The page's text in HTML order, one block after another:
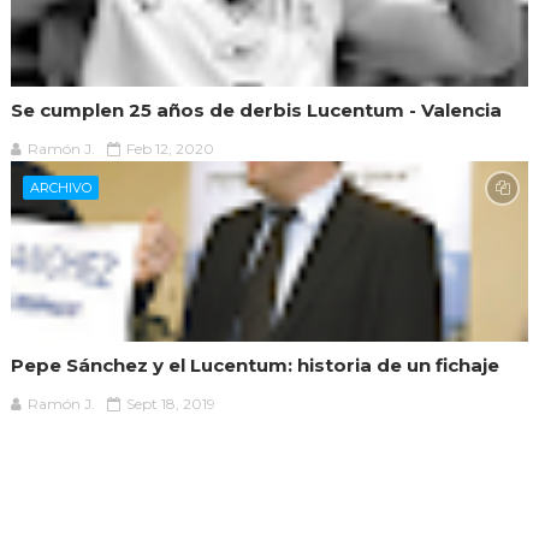
Se cumplen 25 años de derbis Lucentum - Valencia
Ramón J. Feb 12, 2020
ARCHIVO
Pepe Sánchez y el Lucentum: historia de un fichaje
Ramón J. Sept 18, 2019